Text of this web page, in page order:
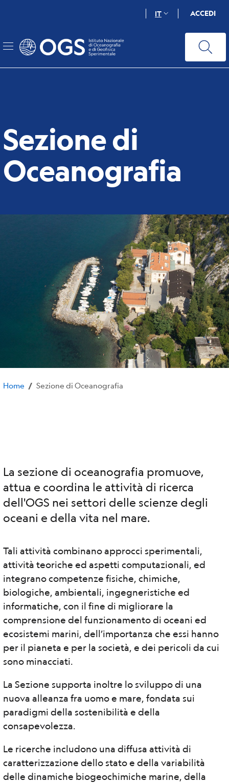
principale
IT ACCEDI
Sezione di
Oceanografia
Home / Sezione di Oceanografia
La sezione di oceanografia promuove,
attua e coordina le attività di ricerca
dell'OGS nei settori delle scienze degli
oceani e della vita nel mare.
Tali attività combinano approcci sperimentali,
attività teoriche ed aspetti computazionali, ed
integrano competenze fisiche, chimiche,
biologiche, ambientali, ingegneristiche ed
informatiche, con il fine di migliorare la
comprensione del funzionamento di oceani ed
ecosistemi marini, dell’importanza che essi hanno
per il pianeta e per la società, e dei pericoli da cui
sono minacciati.
La Sezione supporta inoltre lo sviluppo di una
nuova alleanza fra uomo e mare, fondata sui
paradigmi della sostenibilità e della
consapevolezza.
Le ricerche includono una diffusa attività di
caratterizzazione dello stato e della variabilità
delle dinamiche biogeochimiche marine, della